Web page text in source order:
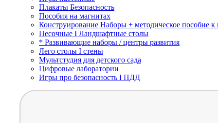
Плакаты Безопасность
Пособия на магнитах
Конструирование Наборы + методическое пособие
Песочные I Ландшафтные столы
* Развивающие наборы / центры развития
Лего столы I стены
Мультстудия для детского сада
Цифровые лаборатории
Игры про безопасность I ПДД